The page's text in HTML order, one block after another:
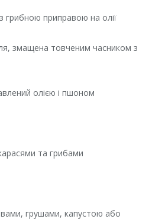
грибною приправою на олії
змащена товченим часником з
олією і пшоном
та грибами
грушами, капустою або